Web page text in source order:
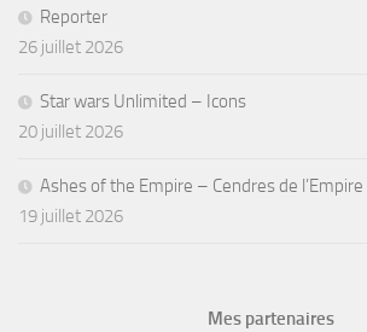
Reporter
26 juillet 2026
Star wars Unlimited – Icons
20 juillet 2026
Ashes of the Empire – Cendres de l’Empire
19 juillet 2026
Mes partenaires